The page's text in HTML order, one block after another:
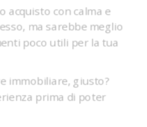
acquisto con calma e
ma sarebbe meglio
poco utili per la tua
immobiliare, giusto?
prima di poter